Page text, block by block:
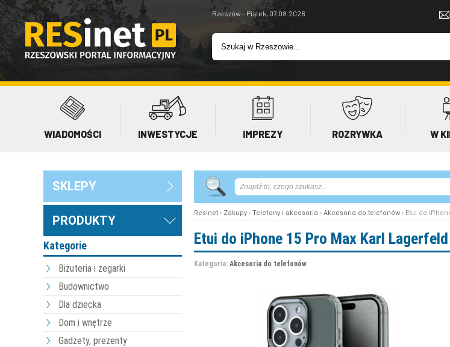
Rzeszów - Piątek, 07.08.2026
WIADOMOŚCI INWESTYCJE IMPREZY ROZRYWKA W
SKLEPY
PRODUKTY
Kategorie
Biżuteria i zegarki
Budownictwo
Dla dziecka
Dom i wnętrze
Gadżety, prezenty
Resinet › Zakupy › Telefony i akcesoria › Akcesoria do telefonów › Etui do
Etui do iPhone 15 Pro Max Karl
Kategoria: Akcesoria do telefonów